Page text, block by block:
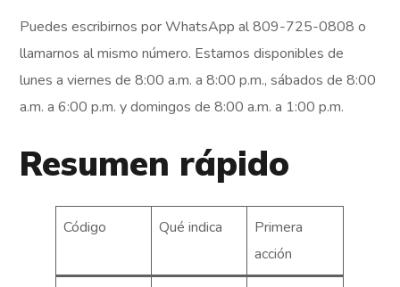
Puedes escribirnos por WhatsApp al 809-725-0808 o
llamarnos al mismo número. Estamos disponibles de
lunes a viernes de 8:00 a.m. a 8:00 p.m., sábados de 8:00
a.m. a 6:00 p.m. y domingos de 8:00 a.m. a 1:00 p.m.
Resumen rápido
Código Qué indica
Primera
acción